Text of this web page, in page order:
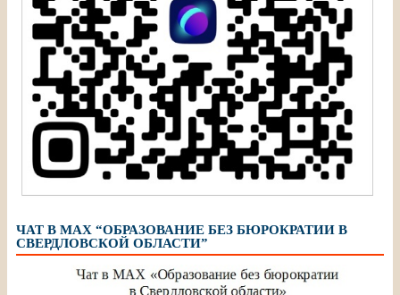
ЧАТ В МАХ “ОБРАЗОВАНИЕ БЕЗ БЮРОКРАТИИ В
СВЕРДЛОВСКОЙ ОБЛАСТИ”